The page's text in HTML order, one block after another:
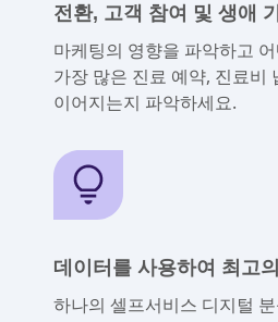
전환, 고객 참여 및 생애
마케팅의 영향을 파악하고
가장 많은 진료 예약, 진료비
이어지는지 파악하세요.
데이터를 사용하여 최고
하나의 셀프서비스 디지털